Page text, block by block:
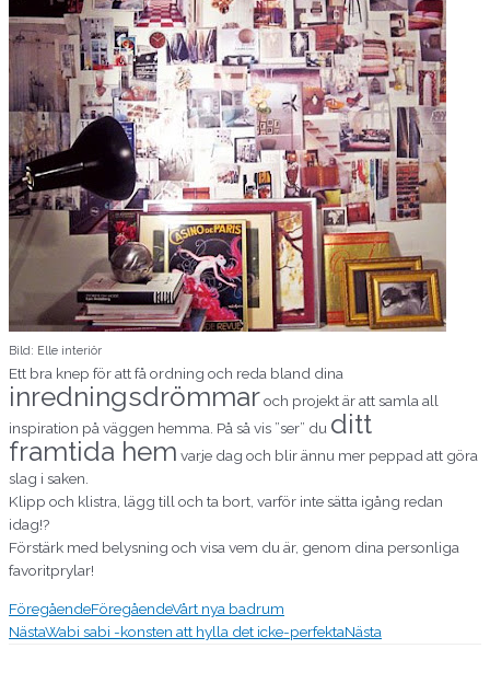
Bild: Elle interiör
Ett bra knep för att få ordning och reda bland dina
inredningsdrömmaroch projekt är att samla all
inspiration på väggen hemma. På så vis ”ser” du ditt
framtida hem varje dag och blir ännu mer peppad att göra
slag i saken.
Klipp och klistra, lägg till och ta bort, varför inte sätta igång redan
idag!?
Förstärk med belysning och visa vem du är, genom dina personliga
favoritprylar!
FöregåendeFöregåendeVårt nya badrum
NästaWabi sabi -konsten att hylla det icke-perfektaNästa